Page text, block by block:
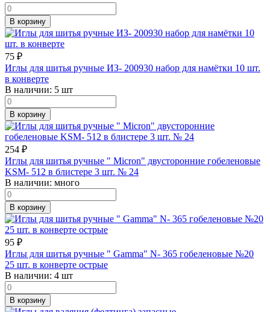
В корзину
75 ₽
Иглы для шитья ручные ИЗ- 200930 набор для намётки 10 шт.
в конверте
В наличии: 5 шт
В корзину
254 ₽
Иглы для шитья ручные " Micron" двусторонние гобеленовые
KSM- 512 в блистере 3 шт. № 24
В наличии: много
В корзину
95 ₽
Иглы для шитья ручные " Gamma" N- 365 гобеленовые №20
25 шт. в конверте острые
В наличии: 4 шт
В корзину